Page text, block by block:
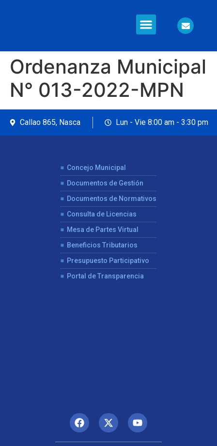
Ordenanza Municipal
N° 013-2022-MPN
Callao 865, Nasca Lun - Vie 8:00 am - 3:30 pm
Concejo Municipal
Documentos de Gestión
Documentos de Normativos
Consulta de Licencias
Mesa de Partes Virtual
Beneficios Tributarios
Presupuesto Participativo
Portal de Transparencia